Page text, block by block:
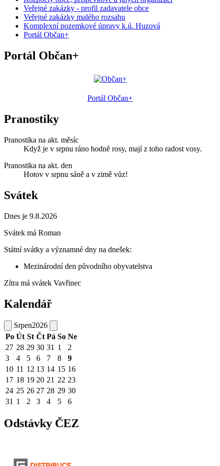
Veřejné zakázky - profil zadavatele obce
Veřejné zakázky malého rozsahu
Komplexní pozemkové úpravy k.ú. Huzová
Portál Občan+
Portál Občan+
Portál Občan+
Pranostiky
Pranostika na akt. měsíc
Když je v srpnu ráno hodně rosy, mají z toho radost vosy.
Pranostika na akt. den
Hotov v srpnu sáně a v zimě vůz!
Svátek
Dnes je 9.8.2026
Svátek má Roman
Státní svátky a významné dny na dnešek:
Mezinárodní den původního obyvatelstva
Zítra má svátek Vavřinec
Kalendář
Srpen2026
Po Út St Čt Pá So Ne
27 28 29 30 31 1
2
3
4 5 6 7 8
9
10 11 12 13 14 15 16
17 18 19 20 21 22 23
24 25 26 27 28 29 30
31 1 2 3 4 5 6
Odstávky ČEZ